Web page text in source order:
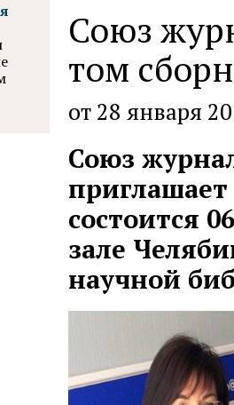
Союз
том
от 28 января
Союз
состоится
зале
научной